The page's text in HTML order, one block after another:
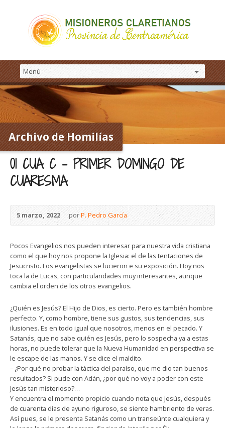
Archivo de Homilías
01 CUA C – PRIMER DOMINGO DE
CUARESMA
5 marzo, 2022 porP. Pedro García
Pocos Evangelios nos pueden interesar para nuestra vida cristiana
como el que hoy nos propone la Iglesia: el de las tentaciones de
Jesucristo. Los evangelistas se lucieron e su exposición. Hoy nos
toca la de Lucas, con particularidades muy interesantes, aunque
cambia el orden de los otros evangelios.
¿Quién es Jesús? El Hijo de Dios, es cierto. Pero es también hombre
perfecto. Y, como hombre, tiene sus gustos, sus tendencias, sus
ilusiones. Es en todo igual que nosotros, menos en el pecado. Y
Satanás, que no sabe quién es Jesús, pero lo sospecha ya a estas
horas, no puede tolerar que la Nueva Humanidad en perspectiva se
le escape de las manos. Y se dice el maldito.
– ¿Por qué no probar la táctica del paraíso, que me dio tan buenos
resultados? Si pude con Adán, ¿por qué no voy a poder con este
Jesús tan misterioso?…
Y encuentra el momento propicio cuando nota que Jesús, después
de cuarenta días de ayuno riguroso, se siente hambriento de veras.
Así pues, se le presenta Satanás como un transeúnte cualquiera y